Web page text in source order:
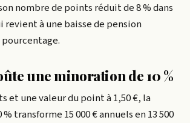
nombre de points réduit de 8 % dans
revient à une baisse de pension
une minoration de 10 %
et une valeur du point à 1,50 €, la
transforme 15 000 € annuels en 13 500